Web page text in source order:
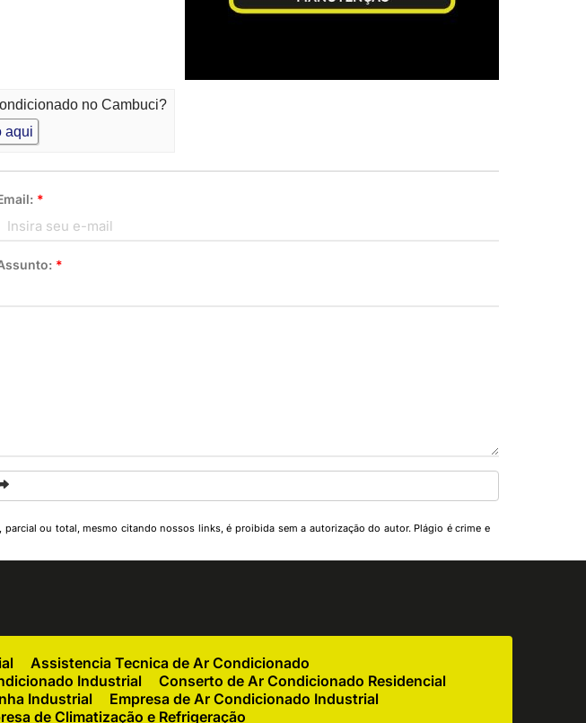
no Cambuci?
aqui
*
*
parcial ou total, mesmo citando nossos links, é proibida sem a autorização do autor. Plágio é crime e
Assistencia Tecnica de Ar Condicionado
Industrial
Conserto de Ar Condicionado Residencial
Industrial
Empresa de Ar Condicionado Industrial
de Climatização e Refrigeração